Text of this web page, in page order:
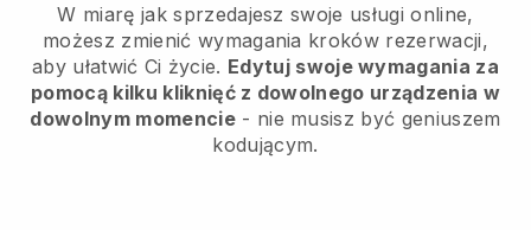
W miarę jak sprzedajesz swoje usługi online,
możesz zmienić wymagania kroków rezerwacji,
aby ułatwić Ci życie. Edytuj swoje wymagania za
pomocą kilku kliknięć z dowolnego urządzenia w
dowolnym momencie- nie musisz być geniuszem
kodującym.